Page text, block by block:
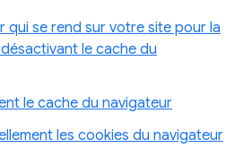
qui se rend sur votre site pour la
le cache du
le cache du navigateur
les cookies du navigateur